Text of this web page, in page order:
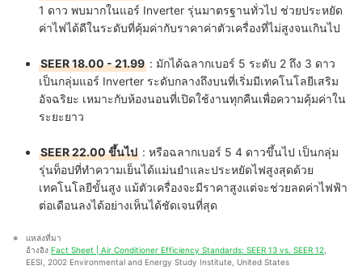
1 ดาว พบมากในแอร์ Inverter รุ่นมาตรฐานทั่วไป ช่วยประหยัด
ค่าไฟได้ดีในระดับที่คุ้มค่ากับราคาค่าตัวเครื่องที่ไม่สูงจนเกินไป
SEER 18.00 - 21.99 : มักได้ฉลากเบอร์ 5 ระดับ 2 ถึง 3 ดาว
เป็นกลุ่มแอร์ Inverter ระดับกลางถึงบนที่เริ่มมีเทคโนโลยีเสริม
อัจฉริยะ เหมาะกับห้องนอนที่เปิดใช้งานทุกคืนเพื่อความคุ้มค่าใน
ระยะยาว
SEER 22.00 ขึ้นไป : หรือฉลากเบอร์ 5 4 ดาวขึ้นไป เป็นกลุ่ม
รุ่นท็อปที่ทำความเย็นได้แม่นยำและประหยัดไฟสูงสุดด้วย
เทคโนโลยีขั้นสูง แม้ตัวเครื่องจะมีราคาสูงแต่จะช่วยลดค่าไฟฟ้า
ต่อเดือนลงได้อย่างเห็นได้ชัดเจนที่สุด
แหล่งที่มา
อ้างอิง Fact Sheet | Air Conditioner Efficiency Standards: SEER 13 vs. SEER 12
EESI, 2002 Environmental and Energy Study Institute, United States